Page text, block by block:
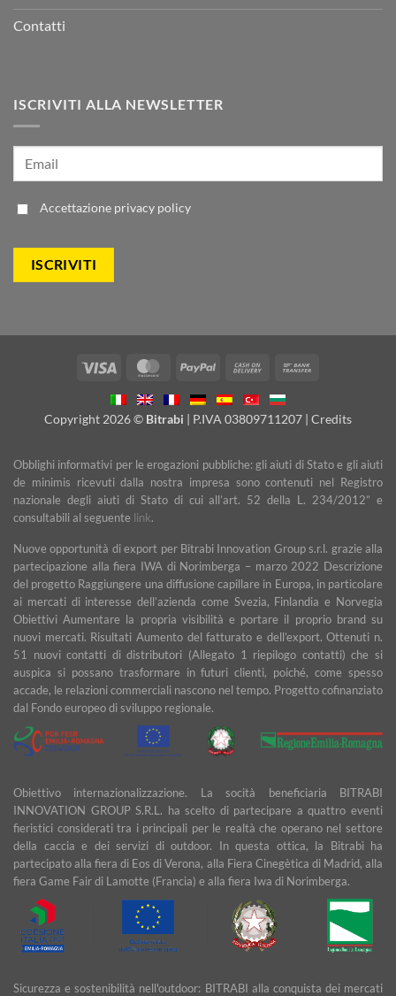
Contatti
ISCRIVITI ALLA NEWSLETTER
Accettazione privacy policy
Visa MasterCardPayPal
Cash
Delivery
Copyright 2026 © Bitrabi | P.IVA 03809711207 | Credits
Obblighi informativi per le erogazioni pubbliche: gli aiuti di Stato e gli aiuti
de minimis ricevuti dalla nostra impresa sono contenuti nel Registro
nazionale degli aiuti di Stato di cui all’art. 52 della L. 234/2012” e
consultabili al seguente link.
Nuove opportunità di export per Bitrabi Innovation Group s.r.l. grazie alla
partecipazione alla fiera IWA di Norimberga – marzo 2022 Descrizione
del progetto Raggiungere una diffusione capillare in Europa, in particolare
ai mercati di interesse dell’azienda come Svezia, Finlandia e Norvegia
Obiettivi Aumentare la propria visibilità e portare il proprio brand su
nuovi mercati. Risultati Aumento del fatturato e dell’export. Ottenuti n.
51 nuovi contatti di distributori (Allegato 1 riepilogo contatti) che si
auspica si possano trasformare in futuri clienti, poiché, come spesso
accade, le relazioni commerciali nascono nel tempo. Progetto cofinanziato
dal Fondo europeo di sviluppo regionale.
Obiettivo internazionalizzazione. La socità beneficiaria BITRABI
INNOVATION GROUP S.R.L. ha scelto di partecipare a quattro eventi
fieristici considerati tra i principali per le realtà che operano nel settore
della caccia e dei servizi di outdoor. In questa ottica, la Bitrabì ha
partecipato alla fiera di Eos di Verona, alla Fiera Cinegètica di Madrid, alla
fiera Game Fair di Lamotte (Francia) e alla fiera Iwa di Norimberga.
Sicurezza e sostenibilità nell'outdoor: BITRABI alla conquista dei mercati